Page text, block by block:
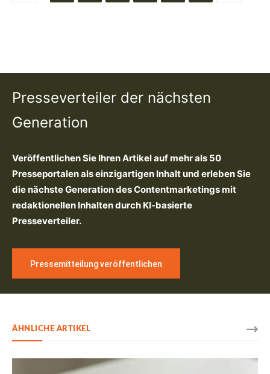
Presseverteiler der nächsten
Generation
Veröffentlichen Sie Ihren Artikel auf mehr als 50
Presseportalen als einzigartigen Inhalt und erleben Sie
die nächste Generation des Contentmarketings mit
redaktionellen Inhalten durch KI-basierte
Presseverteiler.
Pressemitteilung veröffentlichen
ÄHNLICHE ARTIKEL